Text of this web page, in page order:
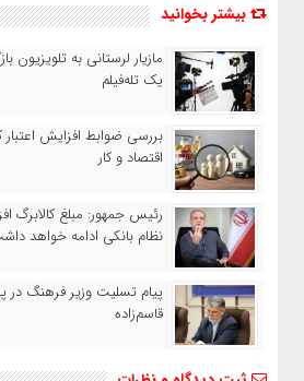
بیشتر بخوانید
مازیار لرستانی به
یک تله‌فیلم
بررسی ضوابط افزایش
اقتصاد و کار
رئیس‌ جمهور: مبلغ کالابرگ
نظام بانکی ادامه خواهد
پیام تسلیت وزیر فرهنگ در
قاسم‌زاده